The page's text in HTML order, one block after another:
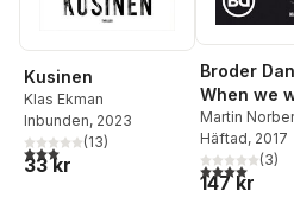
Kusinen
Klas Ekman
Inbunden, 2023
3,0utav 5 stjärnor. Totalt antal röster:
(13)
33 kr
Broder
When we
winning
Martin
Ekman
Häftad, 2017
4,0utav 5(3)
147 kr